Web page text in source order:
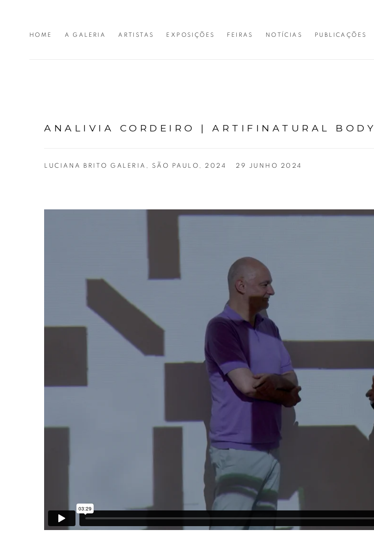
HOME A GALERIA ARTISTAS EXPOSIÇÕES FEIRAS NOTÍCIAS PUBLICAÇÕES
ANALIVIA CORDEIRO | ARTIFINATURAL BODY
LUCIANA BRITO GALERIA, SÃO PAULO, 2024 29 JUNHO 2024